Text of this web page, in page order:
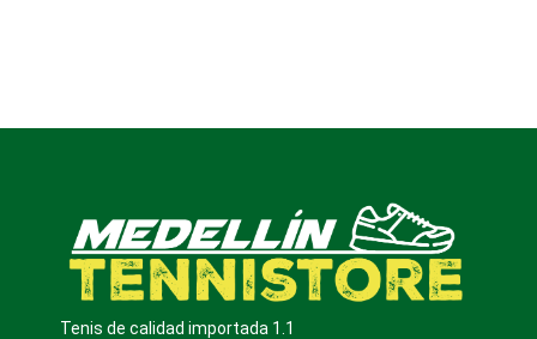
Tenis de calidad importada 1.1